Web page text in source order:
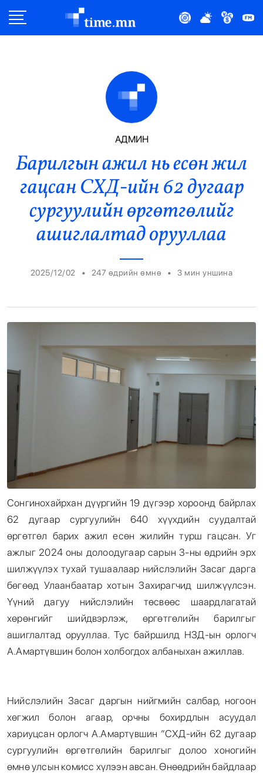
Эдийн Засаг
Нийтлэлчийн Булан
Эрүүл Мэнд
Орон Нутаг
Эрэн Сурвалжилга
АДМИН
Барилгын ажил нь есөн жил
гацсан СХД-ийн 62 дугаар
сургуулийн өргөтгөлийг
ашиглалтад орууллаа
2025/12/02 • 247 өдрийн өмнө • 3 мин уншина
Сонгинохайрхан дүүргийн 19 дүгээр хороонд байрлах
62 дугаар сургуулийн 640 хүүхдийн суудалтай
өргөтгөл барих ажил есөн жилийн турш гацсан. Уг
ажлыг 2024 оны долоодугаар сарын 3-ны өдрийн эрх
шилжүүлэх тухай тушаалаар нийслэлийн Засаг дарга
бөгөөд Улаанбаатар хотын Захирагчид шилжүүлсэн.
Үүний дагуу нийслэлийн төсвөөс шаардлагатай
хөрөнгийг шийдвэрлэж, өргөтгөлийн барилгыг
ашиглалтад орууллаа. Тус байршилд НЗД-ын орлогч
А.Амартүвшин болон холбогдох албаныхан ажиллав.
Нийслэлийн Засаг даргын нийгмийн салбар, ногоон
хөгжил болон агаар, орчны бохирдлын асуудал
хариуцсан орлогч А.Амартүвшин “СХД-ийн 62 дугаар
сургуулийн өргөтгөлийн барилгыг долоо хоногийн
өмнө улсын комисс хүлээн авсан. Өнөөдрийн байдлаар